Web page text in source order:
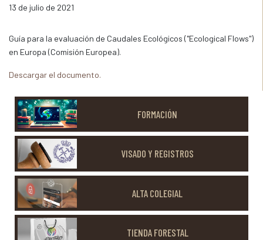
13 de julio de 2021
Guía para la evaluación de Caudales Ecológicos ("Ecological Flows")
en Europa (Comisión Europea).
Descargar el documento.
FORMACIÓN
VISADO Y REGISTROS
ALTA COLEGIAL
TIENDA FORESTAL